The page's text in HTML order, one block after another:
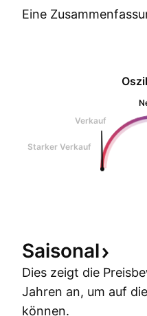
Eine
Verkauf
Starker Verkauf
Saisonal
Dies zeigt die
Jahren an, um auf
können.